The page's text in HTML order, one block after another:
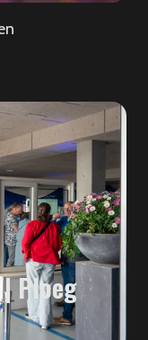
Ploeg